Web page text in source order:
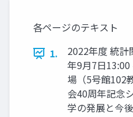
各ページのテキスト
1.
2022年度 統
年9月7日13:00
場（5号館102
会40周年記念
学の発展と今